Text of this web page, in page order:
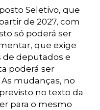
Seletivo, que
de 2027, com
só poderá ser
que exige
de deputados e
poderá ser
mudanças, no
no texto da
para o mesmo